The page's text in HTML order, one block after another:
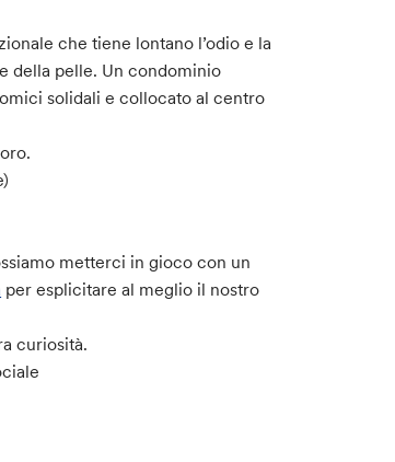
che tiene lontano l’odio e la
della pelle. Un condominio
solidali e collocato al centro
metterci in gioco con un
per esplicitare al meglio il nostro
curiosità.